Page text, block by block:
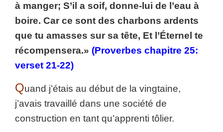
à manger; S’il a soif, donne-lui de l’eau à
boire. Car ce sont des charbons ardents
que tu amasses sur sa tête, Et l’Éternel te
récompensera.» (Proverbes chapitre 25:
verset 21-22)
Quand j’étais au début de la vingtaine,
j’avais travaillé dans une société de
construction en tant qu’apprenti tôlier.